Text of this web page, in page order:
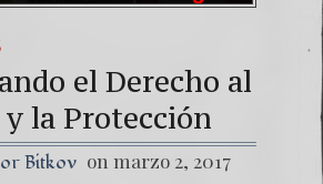
el Derecho al
la Protección
Bitkov on marzo 2, 2017